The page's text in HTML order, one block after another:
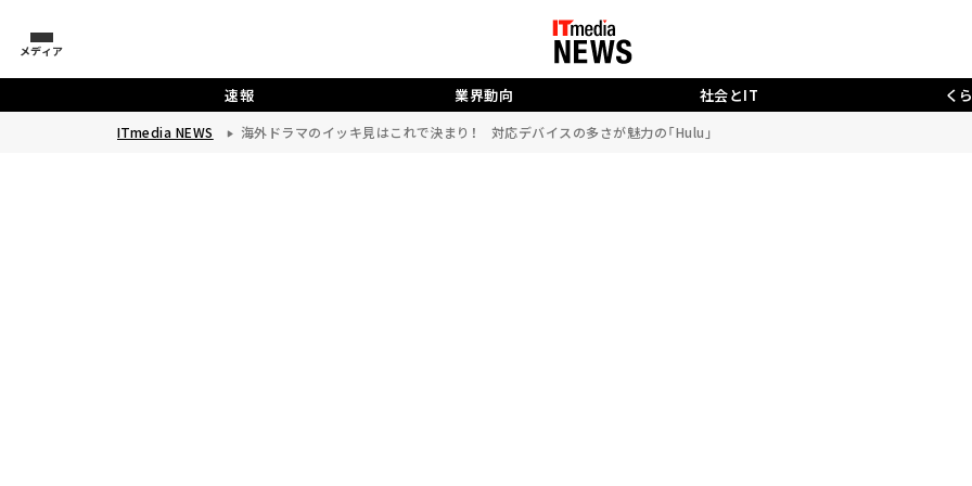
メディア
速報 業界動向 社会とIT く
ITmedia NEWS 海外ドラマのイッキ見はこれで決まり！ 対応デバイスの多さが魅力の「Hulu」